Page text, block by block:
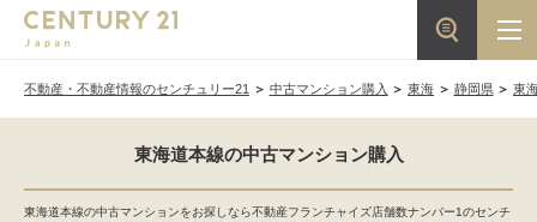
不動産・不動産情報のセンチュリー21 中古マンション購入 東海 静岡県 東
東海道本線の中古マンション購入
東海道本線の中古マンションをお探しなら不動産フランチャイズ店舗数ナンバー1のセンチ